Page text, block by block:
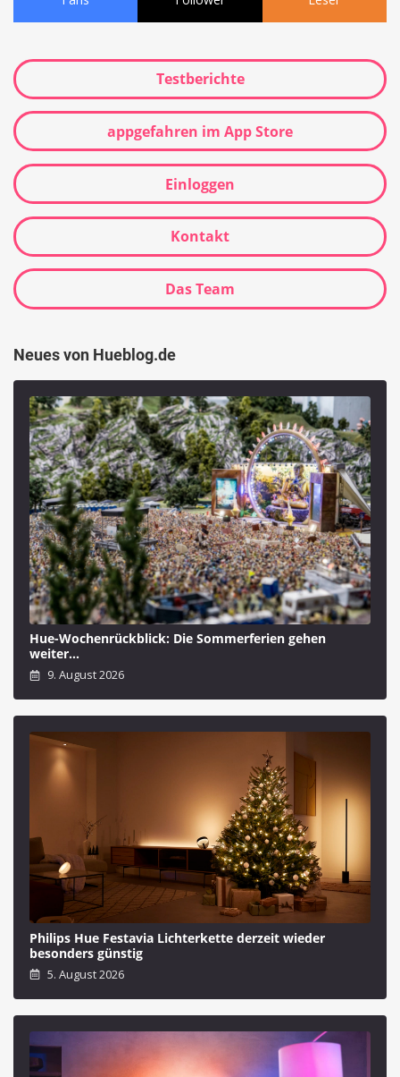
Testberichte
appgefahren im App Store
Einloggen
Kontakt
Das Team
Neues von Hueblog.de
Hue-Wochenrückblick: Die Sommerferien gehen
weiter…
9. August 2026
Philips Hue Festavia Lichterkette derzeit wieder
besonders günstig
5. August 2026